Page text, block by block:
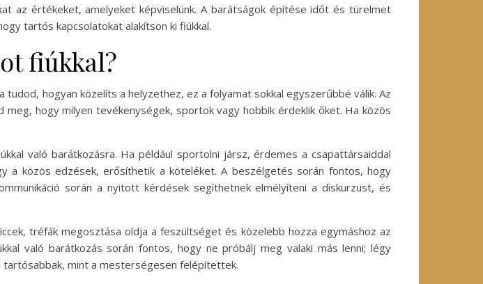
az értékeket, amelyeket képviselünk. A barátságok építése időt és türelmet
tartós kapcsolatokat alakítson ki fiúkkal.
fiúkkal?
hogyan közelíts a helyzethez, ez a folyamat sokkal egyszerűbbé válik. Az
hogy milyen tevékenységek, sportok vagy hobbik érdeklik őket. Ha közös
való barátkozásra. Ha például sportolni jársz, érdemes a csapattársaiddal
a közös edzések, erősíthetik a köteléket. A beszélgetés során fontos, hogy
során a nyitott kérdések segíthetnek elmélyíteni a diskurzust, és
tréfák megosztása oldja a feszültséget és közelebb hozza egymáshoz az
való barátkozás során fontos, hogy ne próbálj meg valaki más lenni; légy
tartósabbak, mint a mesterségesen felépítettek.